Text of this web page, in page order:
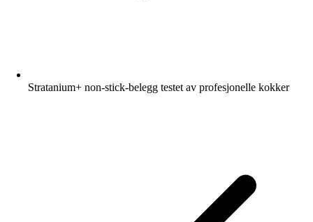
Stratanium+ non-stick-belegg testet av profesjonelle kokker